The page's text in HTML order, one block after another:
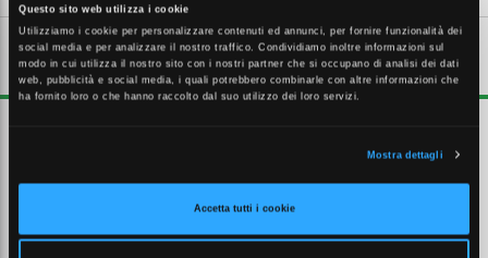
Questo sito web utilizza i cookie
Utilizziamo i cookie per personalizzare contenuti ed annunci, per fornire funzionalità dei
social media e per analizzare il nostro traffico. Condividiamo inoltre informazioni sul
modo in cui utilizza il nostro sito con i nostri partner che si occupano di analisi dei dati
web, pubblicità e social media, i quali potrebbero combinarle con altre informazioni che
ha fornito loro o che hanno raccolto dal suo utilizzo dei loro servizi.
Mostra dettagli
Accetta tutti i cookie
DESCRIZIONE ESTESA